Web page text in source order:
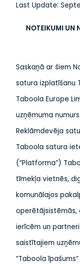
Last Update:
NOTEIKUMI UN
Saskaņā ar šiem
satura izplatīšanu
Taboola Europe
uzņēmuma
Reklāmdevēja
Taboola satura
(“Platforma”)
tīmekļa vietnēs,
komunālajos
operētājsistēmās,
ierīcēm un
saistītajiem
“Taboola